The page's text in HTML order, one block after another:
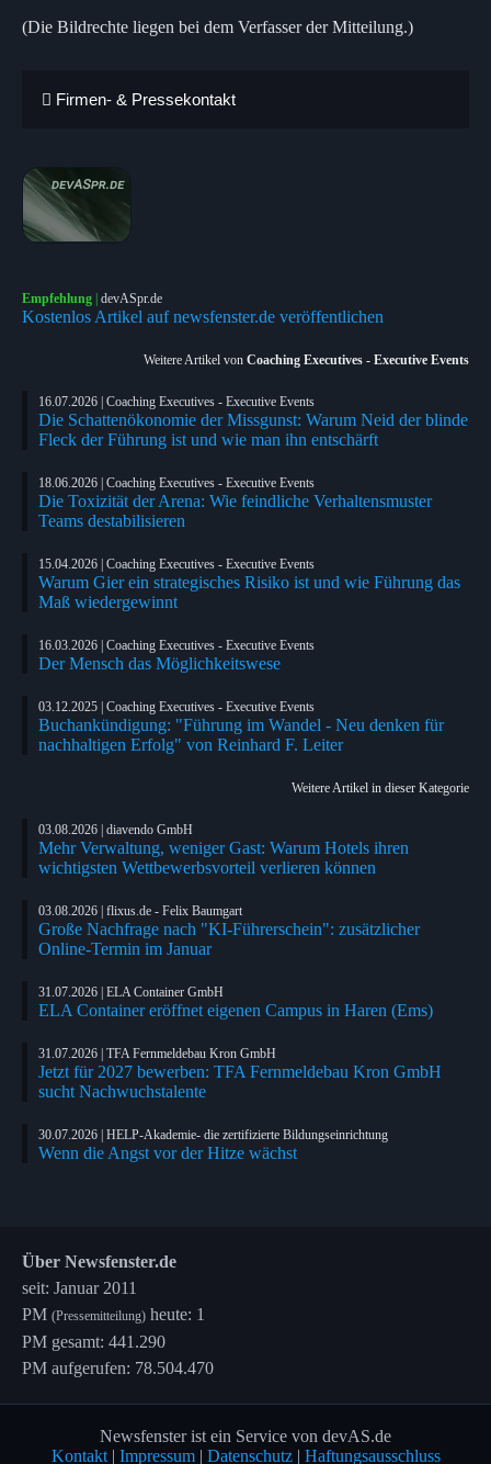
(Die Bildrechte liegen bei dem Verfasser der Mitteilung.)
Firmen- & Pressekontakt
Empfehlung | devASpr.de
Kostenlos Artikel auf newsfenster.de veröffentlichen
Weitere Artikel von Coaching Executives - Executive Events
16.07.2026 | Coaching Executives - Executive Events
Die Schattenökonomie der Missgunst: Warum Neid der blinde
Fleck der Führung ist und wie man ihn entschärft
18.06.2026 | Coaching Executives - Executive Events
Die Toxizität der Arena: Wie feindliche Verhaltensmuster
Teams destabilisieren
15.04.2026 | Coaching Executives - Executive Events
Warum Gier ein strategisches Risiko ist und wie Führung das
Maß wiedergewinnt
16.03.2026 | Coaching Executives - Executive Events
Der Mensch das Möglichkeitswese
03.12.2025 | Coaching Executives - Executive Events
Buchankündigung: "Führung im Wandel - Neu denken für
nachhaltigen Erfolg" von Reinhard F. Leiter
Weitere Artikel in dieser Kategorie
03.08.2026 | diavendo GmbH
Mehr Verwaltung, weniger Gast: Warum Hotels ihren
wichtigsten Wettbewerbsvorteil verlieren können
03.08.2026 | flixus.de - Felix Baumgart
Große Nachfrage nach "KI-Führerschein": zusätzlicher
Online-Termin im Januar
31.07.2026 | ELA Container GmbH
ELA Container eröffnet eigenen Campus in Haren (Ems)
31.07.2026 | TFA Fernmeldebau Kron GmbH
Jetzt für 2027 bewerben: TFA Fernmeldebau Kron GmbH
sucht Nachwuchstalente
30.07.2026 | HELP-Akademie- die zertifizierte Bildungseinrichtung
Wenn die Angst vor der Hitze wächst
Über Newsfenster.de
seit: Januar 2011
PM (Pressemitteilung) heute: 1
PM gesamt: 441.290
PM aufgerufen: 78.504.470
Newsfenster ist ein Service von devAS.de
Kontakt| Impressum| Datenschutz| Haftungsausschluss